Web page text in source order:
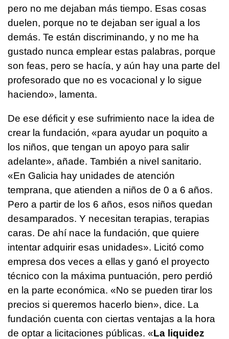
pero no me dejaban más tiempo. Esas cosas
duelen, porque no te dejaban ser igual a los
demás. Te están discriminando, y no me ha
gustado nunca emplear estas palabras, porque
son feas, pero se hacía, y aún hay una parte del
profesorado que no es vocacional y lo sigue
haciendo», lamenta.
De ese déficit y ese sufrimiento nace la idea de
crear la fundación, «para ayudar un poquito a
los niños, que tengan un apoyo para salir
adelante», añade. También a nivel sanitario.
«En Galicia hay unidades de atención
temprana, que atienden a niños de 0 a 6 años.
Pero a partir de los 6 años, esos niños quedan
desamparados. Y necesitan terapias, terapias
caras. De ahí nace la fundación, que quiere
intentar adquirir esas unidades». Licitó como
empresa dos veces a ellas y ganó el proyecto
técnico con la máxima puntuación, pero perdió
en la parte económica. «No se pueden tirar los
precios si queremos hacerlo bien», dice. La
fundación cuenta con ciertas ventajas a la hora
de optar a licitaciones públicas. «La liquidez